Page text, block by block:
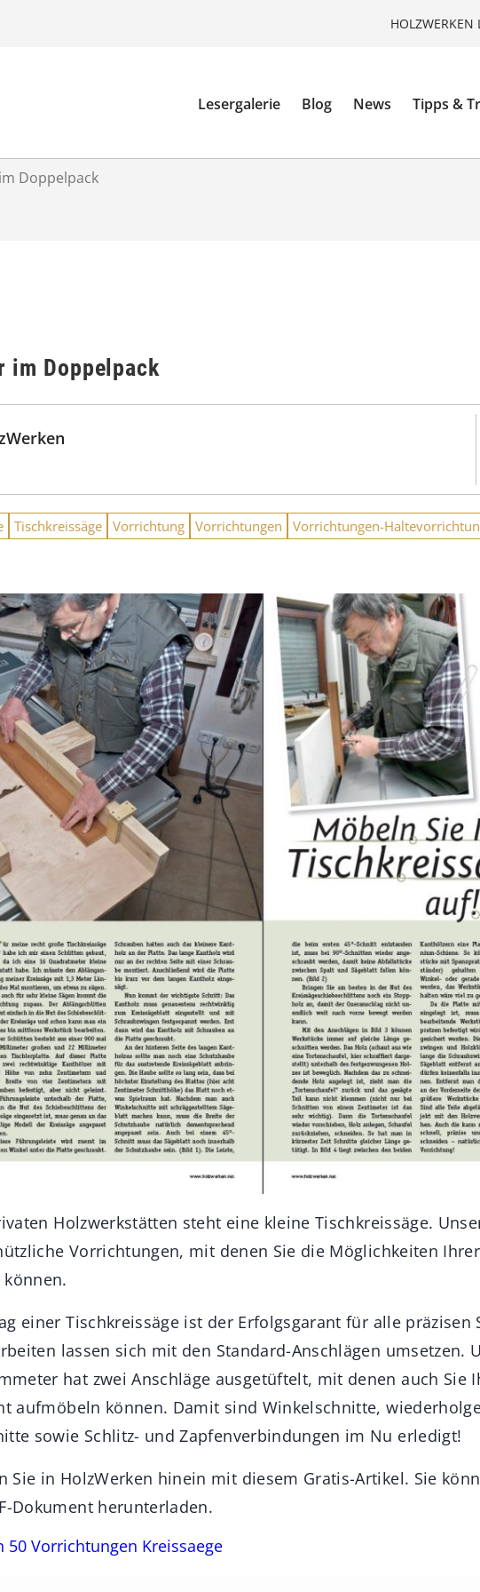
HOLZWERKEN
Lesergalerie Blog News Tipps &
Doppelpack
im Doppelpack
Tischkreissäge Vorrichtung Vorrichtungen Vorrichtungen-
Holzwerkstätten steht eine kleine Tischkreissäge.
Vorrichtungen, mit denen Sie die Möglichkeiten Ihrer
einer Tischkreissäge ist der Erfolgsgarant für alle präzisen
lassen sich mit den Standard-Anschlägen umsetzen.
hat zwei Anschläge ausgetüftelt, mit denen auch Sie
aufmöbeln können. Damit sind Winkelschnitte,
sowie Schlitz- und Zapfenverbindungen im Nu erledigt!
Sie in HolzWerken hinein mit diesem Gratis-Artikel. Sie
Dokument herunterladen.
50 Vorrichtungen Kreissaege